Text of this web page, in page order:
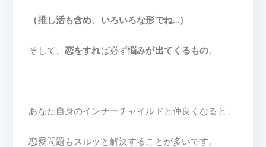
（推し活も含め、いろいろな形でね…）
そして、恋をすれば必ず悩みが出てくるもの。
あなた自身のインナーチャイルドと仲良くなると、
恋愛問題もスルッと解決することが多いです。